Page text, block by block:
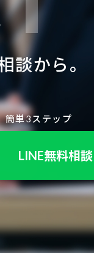
談から。
簡単3ステップ
LINE無料相談